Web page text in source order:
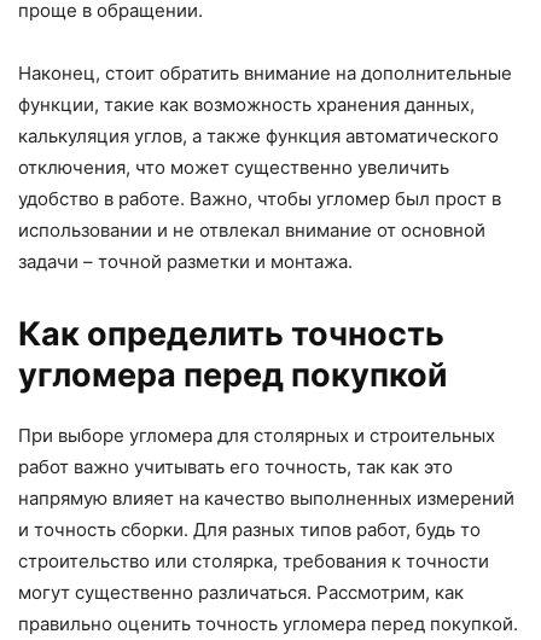
проще в обращении.
Наконец, стоит обратить внимание на дополнительные
функции, такие как возможность хранения данных,
калькуляция углов, а также функция автоматического
отключения, что может существенно увеличить
удобство в работе. Важно, чтобы угломер был прост в
использовании и не отвлекал внимание от основной
задачи – точной разметки и монтажа.
Как определить точность
угломера перед покупкой
При выборе угломера для столярных и строительных
работ важно учитывать его точность, так как это
напрямую влияет на качество выполненных измерений
и точность сборки. Для разных типов работ, будь то
строительство или столярка, требования к точности
могут существенно различаться. Рассмотрим, как
правильно оценить точность угломера перед покупкой.